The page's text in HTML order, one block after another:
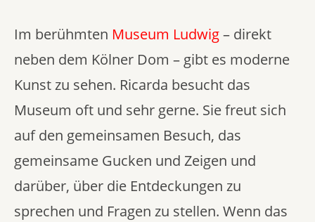
Im berühmten Museum Ludwig– direkt
neben dem Kölner Dom – gibt es moderne
Kunst zu sehen. Ricarda besucht das
Museum oft und sehr gerne. Sie freut sich
auf den gemeinsamen Besuch, das
gemeinsame Gucken und Zeigen und
darüber, über die Entdeckungen zu
sprechen und Fragen zu stellen. Wenn das